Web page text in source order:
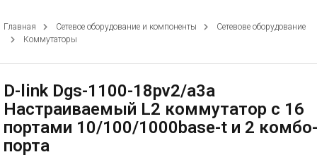
Главная Сетевое оборудование и компоненты
Сетевове оборудование
Коммутаторы
D-link Dgs-1100-18pv2/a3a
Настраиваемый L2 коммутатор с 16
портами 10/100/1000base-t и 2 комбо-
порта